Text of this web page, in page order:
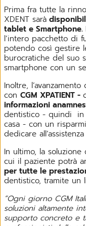
Prima fra tutte la
XDENT sarà
tablet e Smartphone.
l’intero pacchetto di
potendo così gestire
burocratiche del suo
smartphone con un
Inoltre,
con CGM XPATIENT -
informazioni
dentistico - quindi
casa - con un
dedicare
In ultimo, la
cui il paziente potrà
per tutte le
dentistico, tramite un
“Ogni giorno CGM
soluzioni altamente
supporto concreto e